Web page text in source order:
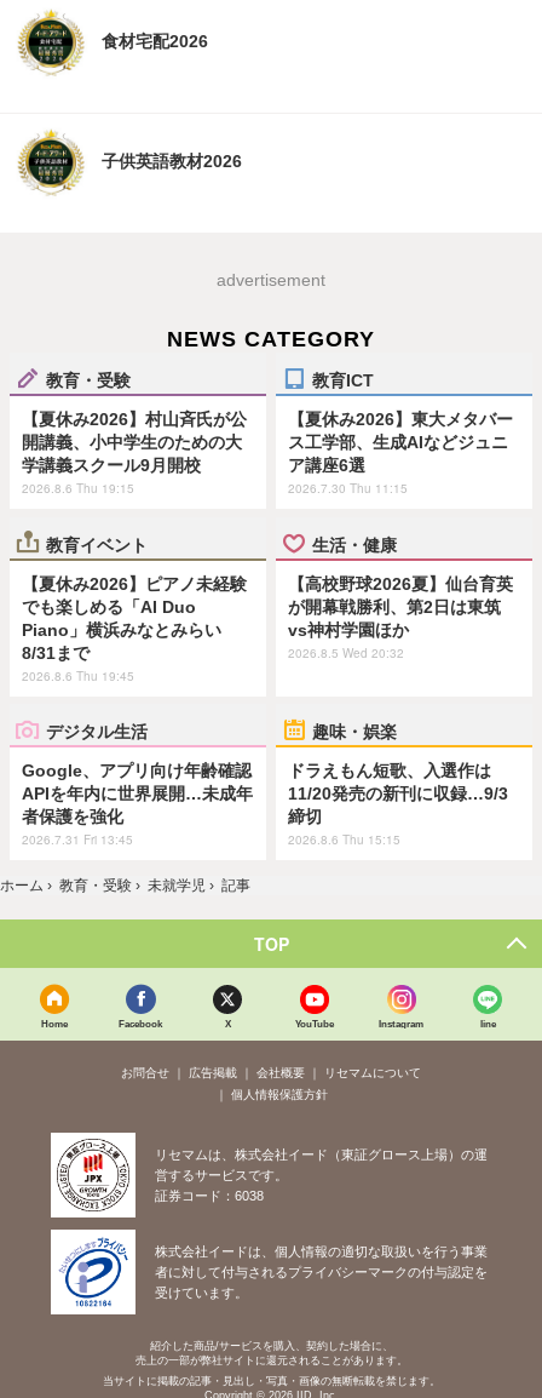
食材宅配2026
子供英語教材2026
advertisement
NEWS CATEGORY
教育・受験
【夏休み2026】村山斉氏が公
開講義、小中学生のための大
学講義スクール9月開校
2026.8.6 Thu 19:15
教育ICT
【夏休み2026】東大メタバー
ス工学部、生成AIなどジュニ
ア講座6選
2026.7.30 Thu 11:15
教育イベント
【夏休み2026】ピアノ未経験
でも楽しめる「AI Duo
Piano」横浜みなとみらい
8/31まで
2026.8.6 Thu 19:45
生活・健康
【高校野球2026夏】仙台育英
が開幕戦勝利、第2日は東筑
vs神村学園ほか
2026.8.5 Wed 20:32
デジタル生活
Google、アプリ向け年齢確認
APIを年内に世界展開…未成年
者保護を強化
2026.7.31 Fri 13:45
趣味・娯楽
ドラえもん短歌、入選作は
11/20発売の新刊に収録…9/3
締切
2026.8.6 Thu 15:15
ホーム › 教育・受験 › 未就学児 › 記事
TOP
Home Facebook X YouTube Instagram line
お問合せ 広告掲載 会社概要
リセマムについて
個人情報保護方針
リセマムは、株式会社イード（東証グロース上場）の運
営するサービスです。
証券コード：6038
株式会社イードは、個人情報の適切な取扱いを行う事業
者に対して付与されるプライバシーマークの付与認定を
受けています。
紹介した商品/サービスを購入、契約した場合に、
売上の一部が弊社サイトに還元されることがあります。
当サイトに掲載の記事・見出し・写真・画像の無断転載を禁じます。